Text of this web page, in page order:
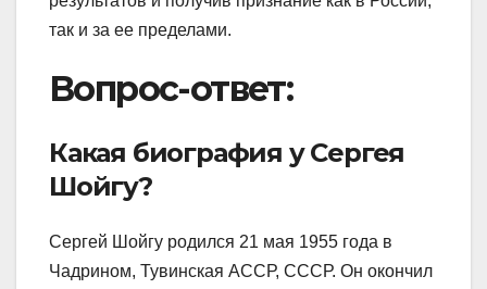
так и за ее пределами.
Вопрос-ответ:
Какая биография у Сергея
Шойгу?
Сергей Шойгу родился 21 мая 1955 года в
Чадрином, Тувинская АССР, СССР. Он окончил